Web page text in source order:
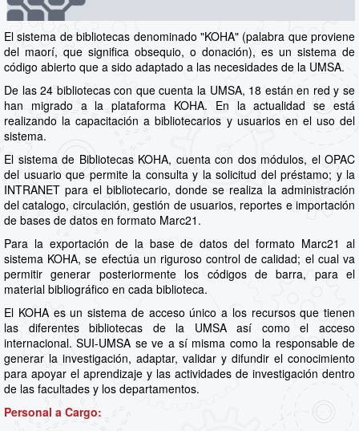
El sistema de bibliotecas denominado "KOHA" (palabra que proviene
del maorí, que significa obsequio, o donación), es un sistema de
código abierto que a sido adaptado a las necesidades de la UMSA.
De las 24 bibliotecas con que cuenta la UMSA, 18 están en red y se
han migrado a la plataforma KOHA. En la actualidad se está
realizando la capacitación a bibliotecarios y usuarios en el uso del
sistema.
El sistema de Bibliotecas KOHA, cuenta con dos módulos, el OPAC
del usuario que permite la consulta y la solicitud del préstamo; y la
INTRANET para el bibliotecario, donde se realiza la administración
del catalogo, circulación, gestión de usuarios, reportes e importación
de bases de datos en formato Marc21.
Para la exportación de la base de datos del formato Marc21 al
sistema KOHA, se efectúa un riguroso control de calidad; el cual va
permitir generar posteriormente los códigos de barra, para el
material bibliográfico en cada biblioteca.
El KOHA es un sistema de acceso único a los recursos que tienen
las diferentes bibliotecas de la UMSA así como el acceso
internacional. SUI-UMSA se ve a sí misma como la responsable de
generar la investigación, adaptar, validar y difundir el conocimiento
para apoyar el aprendizaje y las actividades de investigación dentro
de las facultades y los departamentos.
Personal a Cargo: